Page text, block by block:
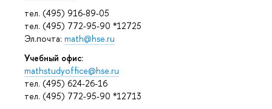
тел. (495) 916-89-05
тел. (495) 772-95-90 *12725
Эл.почта: math@hse.ru
Учебный офис:
mathstudyoffice@hse.ru
тел. (495) 624-26-16
тел. (495) 772-95-90 *12713